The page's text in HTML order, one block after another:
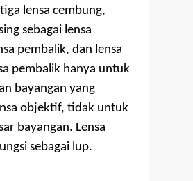
lensa cembung,
sebagai lensa
pembalik, dan lensa
pembalik hanya untuk
bayangan yang
objektif, tidak untuk
bayangan. Lensa
sebagai lup.